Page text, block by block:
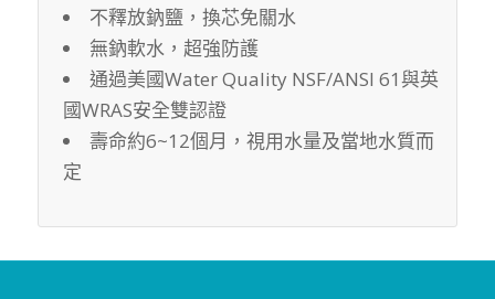
不釋放鈉鹽，換芯免關水
無鈉軟水，超強防護
通過美國Water Quality NSF/ANSI 61與英
國WRAS安全雙認證
壽命約6~12個月，視用水量及當地水質而
定